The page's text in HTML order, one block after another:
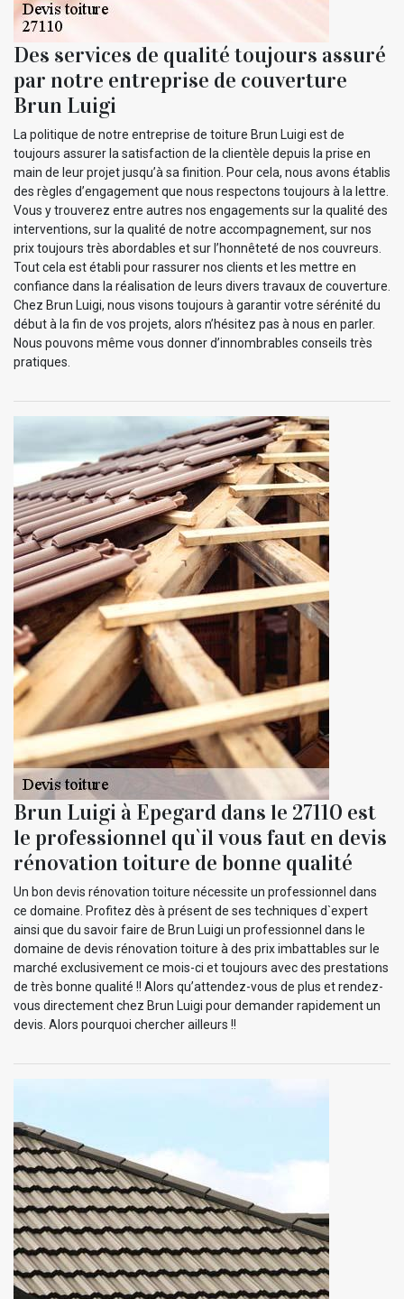
Des services de qualité toujours assuré
par notre entreprise de couverture
Brun Luigi
La politique de notre entreprise de toiture Brun Luigi est de
toujours assurer la satisfaction de la clientèle depuis la prise en
main de leur projet jusqu’à sa finition. Pour cela, nous avons établis
des règles d’engagement que nous respectons toujours à la lettre.
Vous y trouverez entre autres nos engagements sur la qualité des
interventions, sur la qualité de notre accompagnement, sur nos
prix toujours très abordables et sur l’honnêteté de nos couvreurs.
Tout cela est établi pour rassurer nos clients et les mettre en
confiance dans la réalisation de leurs divers travaux de couverture.
Chez Brun Luigi, nous visons toujours à garantir votre sérénité du
début à la fin de vos projets, alors n’hésitez pas à nous en parler.
Nous pouvons même vous donner d’innombrables conseils très
pratiques.
Brun Luigi à Epegard dans le 27110 est
le professionnel qu`il vous faut en devis
rénovation toiture de bonne qualité
Un bon devis rénovation toiture nécessite un professionnel dans
ce domaine. Profitez dès à présent de ses techniques d`expert
ainsi que du savoir faire de Brun Luigi un professionnel dans le
domaine de devis rénovation toiture à des prix imbattables sur le
marché exclusivement ce mois-ci et toujours avec des prestations
de très bonne qualité !! Alors qu’attendez-vous de plus et rendez-
vous directement chez Brun Luigi pour demander rapidement un
devis. Alors pourquoi chercher ailleurs !!